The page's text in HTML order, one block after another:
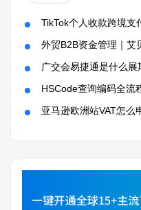
TikTok个人收款跨境支
外贸B2B资金管理｜艾
广交会易捷通是什么
HSCode查询编码全流
亚马逊欧洲站VAT怎么